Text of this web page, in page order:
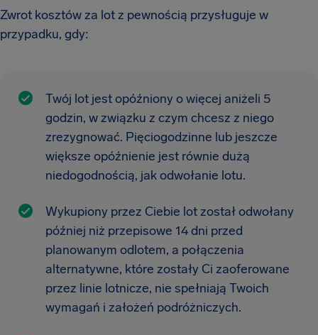
Zwrot kosztów za lot z pewnością przysługuje w
przypadku, gdy:
Twój lot jest opóźniony o więcej aniżeli 5
godzin, w związku z czym chcesz z niego
zrezygnować. Pięciogodzinne lub jeszcze
większe opóźnienie jest równie dużą
niedogodnością, jak odwołanie lotu.
Wykupiony przez Ciebie lot został odwołany
później niż przepisowe 14 dni przed
planowanym odlotem, a połączenia
alternatywne, które zostały Ci zaoferowane
przez linie lotnicze, nie spełniają Twoich
wymagań i założeń podróżniczych.